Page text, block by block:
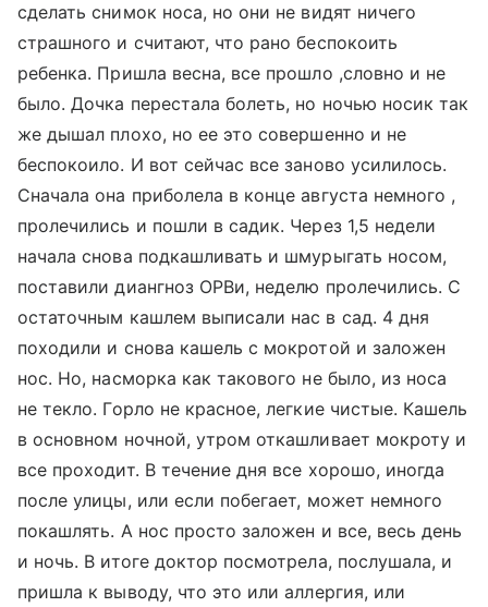
сделать снимок носа, но они не видят ничего
страшного и считают, что рано беспокоить
ребенка. Пришла весна, все прошло ,словно и не
было. Дочка перестала болеть, но ночью носик так
же дышал плохо, но ее это совершенно и не
беспокоило. И вот сейчас все заново усилилось.
Сначала она приболела в конце августа немного ,
пролечились и пошли в садик. Через 1,5 недели
начала снова подкашливать и шмурыгать носом,
поставили диангноз ОРВи, неделю пролечились. С
остаточным кашлем выписали нас в сад. 4 дня
походили и снова кашель с мокротой и заложен
нос. Но, насморка как такового не было, из носа
не текло. Горло не красное, легкие чистые. Кашель
в основном ночной, утром откашливает мокроту и
все проходит. В течение дня все хорошо, иногда
после улицы, или если побегает, может немного
покашлять. А нос просто заложен и все, весь день
и ночь. В итоге доктор посмотрела, послушала, и
пришла к выводу, что это или аллергия, или